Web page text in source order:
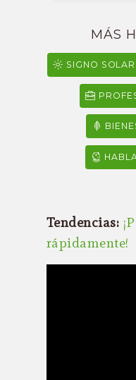
MÁS
SIGNO SOLAR
Tendencias:
rápidamente!